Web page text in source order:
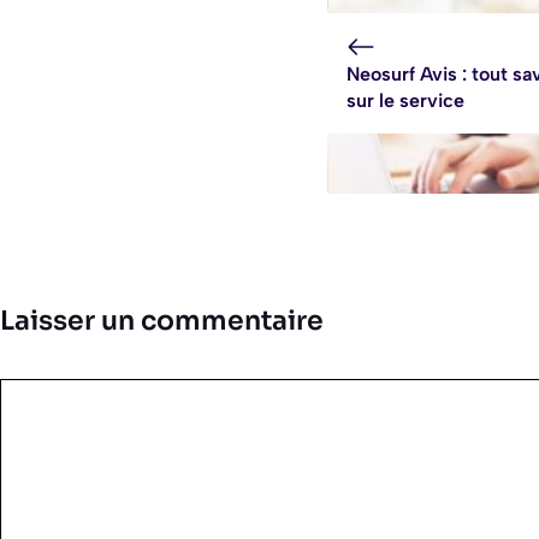
Neosurf Avis : tout
sur le service
Laisser un commentaire